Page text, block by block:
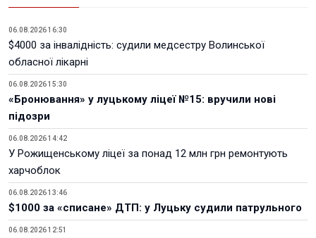
06.08.2026 16:30
$4000 за інвалідність: судили медсестру Волинської
обласної лікарні
06.08.2026 15:30
«Бронювання» у луцькому ліцеї №15: вручили нові
підозри
06.08.2026 14:42
У Рожищенському ліцеї за понад 12 млн грн ремонтують
харчоблок
06.08.2026 13:46
$1000 за «списане» ДТП: у Луцьку судили патрульного
06.08.2026 12:51